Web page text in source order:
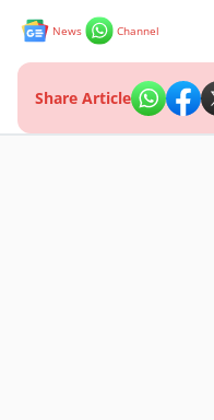
News Channel
Share Article